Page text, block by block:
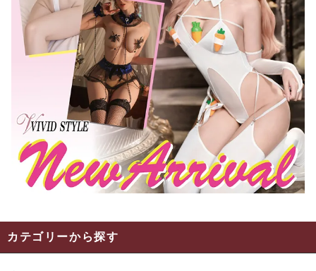
カテゴリーから探す